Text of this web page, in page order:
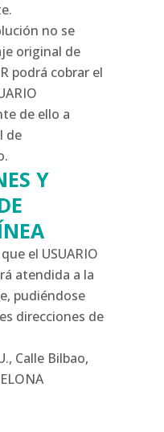
no se
original de
podrá cobrar el
de ello a
de
Y
el USUARIO
atendida a la
pudiéndose
direcciones de
Calle Bilbao,